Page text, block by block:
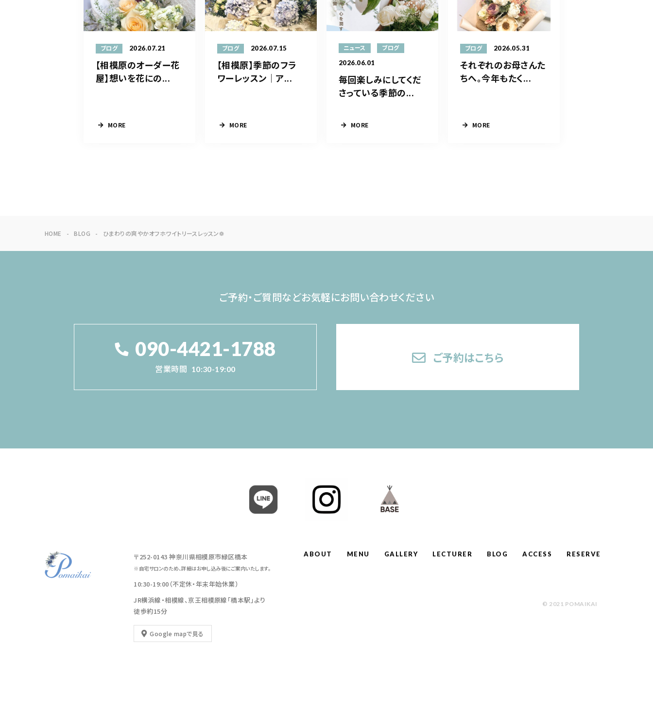
ブログ 2026.07.21
【相模原のオーダー花
屋】想いを花にの...
MORE
ブログ 2026.07.15
【相模原】季節のフラ
ワーレッスン｜ア...
MORE
ニュース ブログ
2026.06.01
毎回楽しみにしてくだ
さっている季節の...
MORE
ブログ 2026.05.31
それぞれのお母さんた
ちへ。今年もたく...
MORE
HOME BLOG ひまわりの爽やかオフホワイトリースレッスン❁
ご予約・ご質問などお気軽にお問い合わせください
090-4421-1788
営業時間 10:30-19:00
ご予約はこちら
〒252-0143 神奈川県相模原市緑区橋本
※自宅サロンのため、詳細はお申し込み後にご案内いたします。
10:30-19:00（不定休・年末年始休業）
JR横浜線・相模線、京王相模原線「橋本駅」より
徒歩約15分
Google mapで見る
ABOUT MENU GALLERY LECTURER BLOG ACCESS RESERVE
© 2021 POMAIKAI